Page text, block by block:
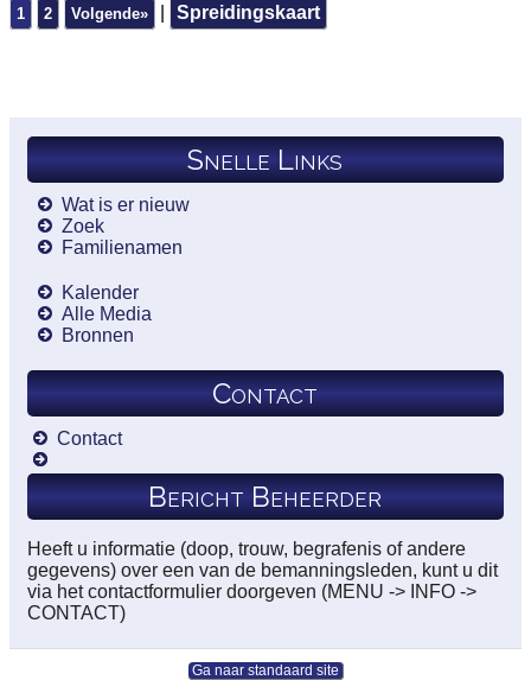
1 2 Volgende» Spreidingskaart
Snelle Links
Wat is er nieuw
Zoek
Familienamen
Kalender
Alle Media
Bronnen
Contact
Contact
Bericht Beheerder
Heeft u informatie (doop, trouw, begrafenis of andere
gegevens) over een van de bemanningsleden, kunt u dit
via het contactformulier doorgeven (MENU -> INFO ->
CONTACT)
Ga naar standaard site